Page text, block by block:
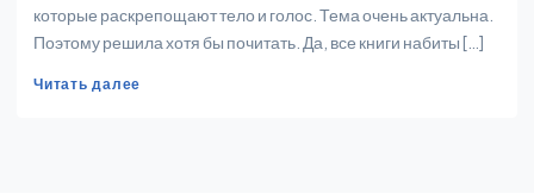
которые раскрепощают тело и голос. Тема очень актуальна.
Поэтому решила хотя бы почитать. Да, все книги набиты […]
Читать далее